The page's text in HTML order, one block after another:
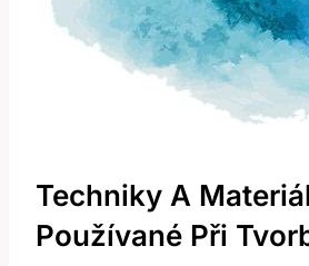
Techniky A
Používané Při